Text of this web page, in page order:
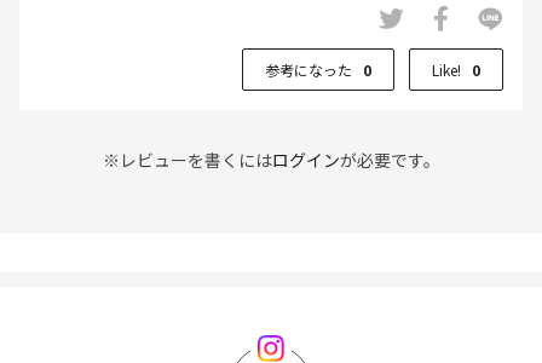
参考になった 0 Like! 0
※レビューを書くにはログインが必要です。